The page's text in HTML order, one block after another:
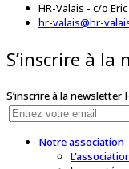
HR-Valais - c/o
hr-valais@hr-
S’inscrire à la
S’inscrire à la newsletter
Notre association